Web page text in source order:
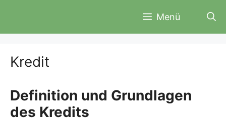
Menü
Kredit
Definition und Grundlagen
des Kredits